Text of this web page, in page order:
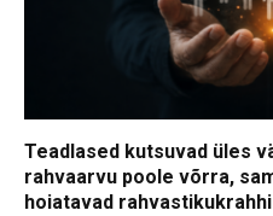
Teadlased kutsuvad üles
rahvaarvu poole võrra,
hoiatavad